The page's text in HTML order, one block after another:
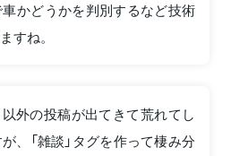
かどうかを判別するなど技術
すね。
外の投稿が出てきて荒れてし
、「雑談」タグを作って棲み分